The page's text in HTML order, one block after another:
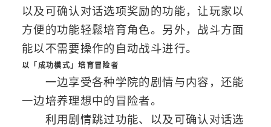
以及可确认对话选项奖励的功能，让玩家以
方便的功能轻鬆培育角色。另外，战斗方面
能以不需要操作的自动战斗进行。
以「成功模式」培育冒险者
一边享受各种学院的剧情与内容，还能
一边培养理想中的冒险者。
利用剧情跳过功能、以及可确认对话选